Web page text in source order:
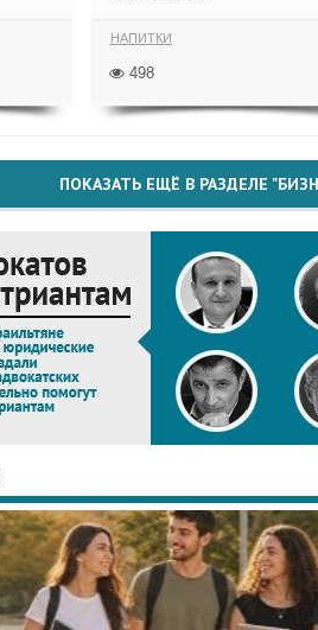
НАПИТКИ
498
ПОКАЗАТЬ ЕЩЁ В РАЗДЕЛЕ